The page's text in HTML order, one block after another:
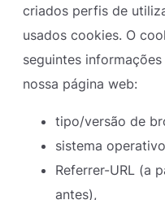
criados perfis de
usados cookies. O
seguintes
nossa página web:
tipo/versão de
sistema
Referrer-URL (a
antes),